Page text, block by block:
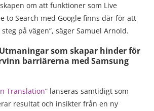
om att funktioner som Live
to Search med Google finns där för att
på vägen”, säger Samuel Arnold.
som skapar hinder för
barriärerna med Samsung
Translation” lanseras samtidigt som
resultat och insikter från en ny